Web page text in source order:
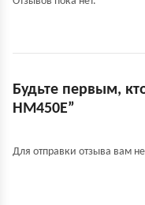
Будьте первым,
HM450E”
Для отправки отзыва вам